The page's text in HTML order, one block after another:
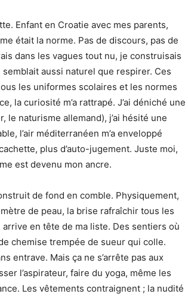
Enfant en Croatie avec mes parents,
était la norme. Pas de discours, pas de
dans les vagues tout nu, je construisais
aussi naturel que respirer. Ces
les uniformes scolaires et les normes
la curiosité m’a rattrapé. J’ai déniché une
le naturisme allemand), j’ai hésité une
l’air méditerranéen m’a enveloppé
plus d’auto-jugement. Juste moi,
est devenu mon ancre.
de fond en comble. Physiquement,
de peau, la brise rafraîchir tous les
en tête de ma liste. Des sentiers où
chemise trempée de sueur qui colle.
entrave. Mais ça ne s’arrête pas aux
l’aspirateur, faire du yoga, même les
Les vêtements contraignent ; la nudité